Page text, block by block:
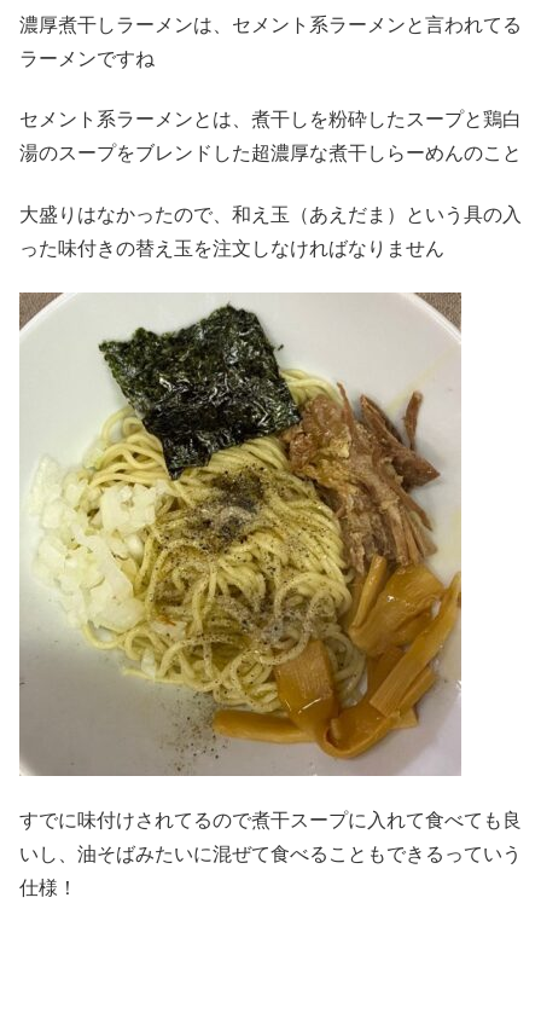
濃厚煮干しラーメンは、セメント系ラーメンと言われてる
ラーメンですね
セメント系ラーメンとは、煮干しを粉砕したスープと鶏白
湯のスープをブレンドした超濃厚な煮干しらーめんのこと
大盛りはなかったので、和え玉（あえだま）という具の入
った味付きの替え玉を注文しなければなりません
すでに味付けされてるので煮干スープに入れて食べても良
いし、油そばみたいに混ぜて食べることもできるっていう
仕様！